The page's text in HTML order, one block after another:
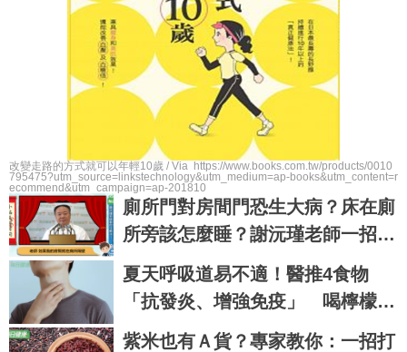
改變走路的方式就可以年輕10歲 / Via https://www.books.com.tw/products/0010
795475?utm_source=linkstechnology&utm_medium=ap-books&utm_content=r
ecommend&utm_campaign=ap-201810
廁所門對房間門恐生大病？床在廁
所旁該怎麼睡？謝沅瑾老師一招化
險為夷
夏天呼吸道易不適！醫推4食物
「抗發炎、增強免疫」 喝檸檬水
有助保持清潔
紫米也有Ａ貨？專家教你：一招打